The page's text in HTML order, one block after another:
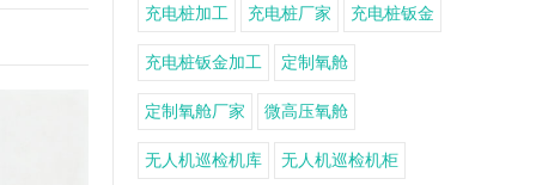
充电桩加工 充电桩厂家 充电桩钣金
充电桩钣金加工 定制氧舱
定制氧舱厂家 微高压氧舱
无人机巡检机库 无人机巡检机柜